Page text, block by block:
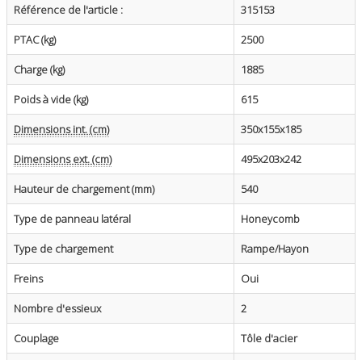
Référence de l'article :
315153
PTAC (kg) 2500
Charge (kg) 1885
Poids à vide (kg) 615
Dimensions int. (cm) 350x155x185
Dimensions ext. (cm) 495x203x242
Hauteur de chargement (mm) 540
Type de panneau latéral Honeycomb
Type de chargement Rampe/Hayon
Freins Oui
Nombre d'essieux 2
Couplage Tôle d'acier